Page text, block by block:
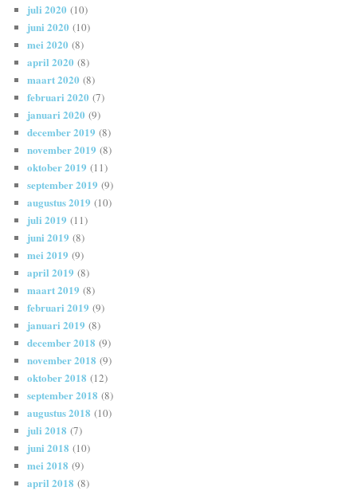
juli 2020 (10)
juni 2020 (10)
mei 2020 (8)
april 2020 (8)
maart 2020 (8)
februari 2020 (7)
januari 2020 (9)
december 2019 (8)
november 2019 (8)
oktober 2019 (11)
september 2019 (9)
augustus 2019 (10)
juli 2019 (11)
juni 2019 (8)
mei 2019 (9)
april 2019 (8)
maart 2019 (8)
februari 2019 (9)
januari 2019 (8)
december 2018 (9)
november 2018 (9)
oktober 2018 (12)
september 2018 (8)
augustus 2018 (10)
juli 2018 (7)
juni 2018 (10)
mei 2018 (9)
april 2018 (8)